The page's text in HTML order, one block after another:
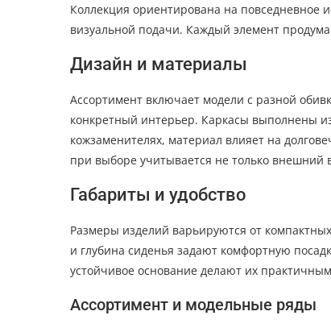
Коллекция ориентирована на повседневное
визуальной подачи. Каждый элемент
Дизайн и материалы
Ассортимент включает модели с разной
конкретный интерьер. Каркасы выполнены
кожзаменителях, материал влияет на
при выборе учитывается не только
Габариты и удобство
Размеры изделий варьируются от
и глубина сиденья задают комфортную
устойчивое основание делают их
Ассортимент и модельные ряды